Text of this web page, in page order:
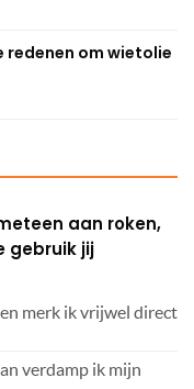
redenen om wietolie
aan roken,
gebruik jij
merk ik vrijwel direct
verdamp ik mijn